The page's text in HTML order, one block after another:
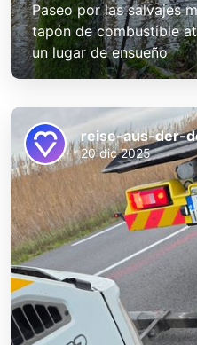
Paseo por las salvajes
tapón de combustible
un lugar de ensueño
reise-aus-der-
20 dic 2025